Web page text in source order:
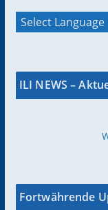
ILI NEWS –
Fortwährende